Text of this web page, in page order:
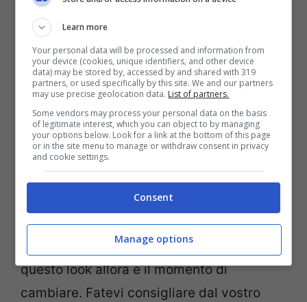
lunghezza sotto al mento, ideale a tutti i
tipi di volti e capelli, molto leggero e
sbarazzino. Un taglio che sta letteralmente
spopolando nel mondo delle star; è da loro
che infatti parte questa tendenza. Un
taglio giovanile capace di togliere qualche
anno! Una delle tante star e top model che
hanno scelto questo tipo di taglio èkaia
. La bella modella ha cambiato il
suo look scegliendo ilfrench bobbiondo e
brillante. Che ne pensate? Se vi piace
questo look allora è il momento di
cambiare. Fatevi consigliare dal vostro
Learn more
Your personal data will be processed and information from
your device (cookies, unique identifiers, and other device
data) may be stored by, accessed by and shared with 319
partners, or used specifically by this site. We and our partners
may use precise geolocation data. List of partners.
Some vendors may process your personal data on the basis
of legitimate interest, which you can object to by managing
your options below. Look for a link at the bottom of this page
or in the site menu to manage or withdraw consent in privacy
and cookie settings.
Consent
Manage options